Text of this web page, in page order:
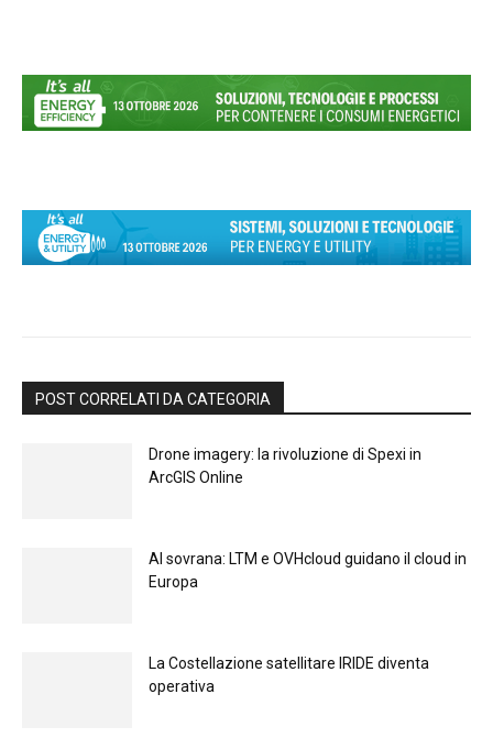
POST CORRELATI DA CATEGORIA
Drone imagery: la rivoluzione di Spexi in
ArcGIS Online
Al sovrana: LTM е OVHcloud guidano il cloud in
Europа
La Costellazione satellitare IRIDE diventa
operativa